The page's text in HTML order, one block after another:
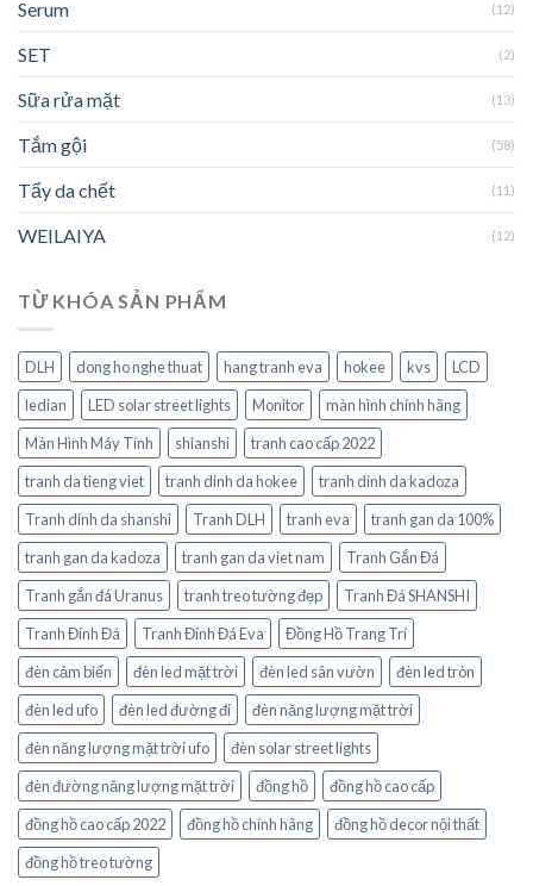
Serum (12)
SET (2)
Sữa rửa mặt (13)
Tắm gội (58)
Tẩy da chết (11)
WEILAIYA (12)
TỪ KHÓA SẢN PHẨM
DLH dong ho nghe thuat hang tranh eva hokee kvs
LCD
ledian
LED solar street lights Monitor
màn hình chính hãng
Màn Hình Máy Tính
shianshi
tranh cao cấp 2022
tranh da tieng viet
tranh dinh da hokee
tranh dinh da kadoza
Tranh dinh da shanshi
Tranh DLH tranh eva
tranh gan da 100%
tranh gan da kadoza
tranh gan da viet nam
Tranh Gắn Đá
Tranh gắn đá Uranus
tranh treo tường đẹp
Tranh Đá SHANSHI
Tranh Đính Đá
Tranh Đính Đá Eva
Đồng Hồ Trang Trí
đèn cảm biến
đèn led mặt trời đèn led sân vườn
đèn led tròn
đèn led ufo
đèn led đường đi
đèn năng lượng mặt trời
đèn năng lượng mặt trời ufo
đèn solar street lights
đèn đường năng lượng mặt trời
đồng hồ
đồng hồ cao cấp
đồng hồ cao cấp 2022
đồng hồ chính hãng
đồng hồ decor nội thất
đồng hồ treo tường